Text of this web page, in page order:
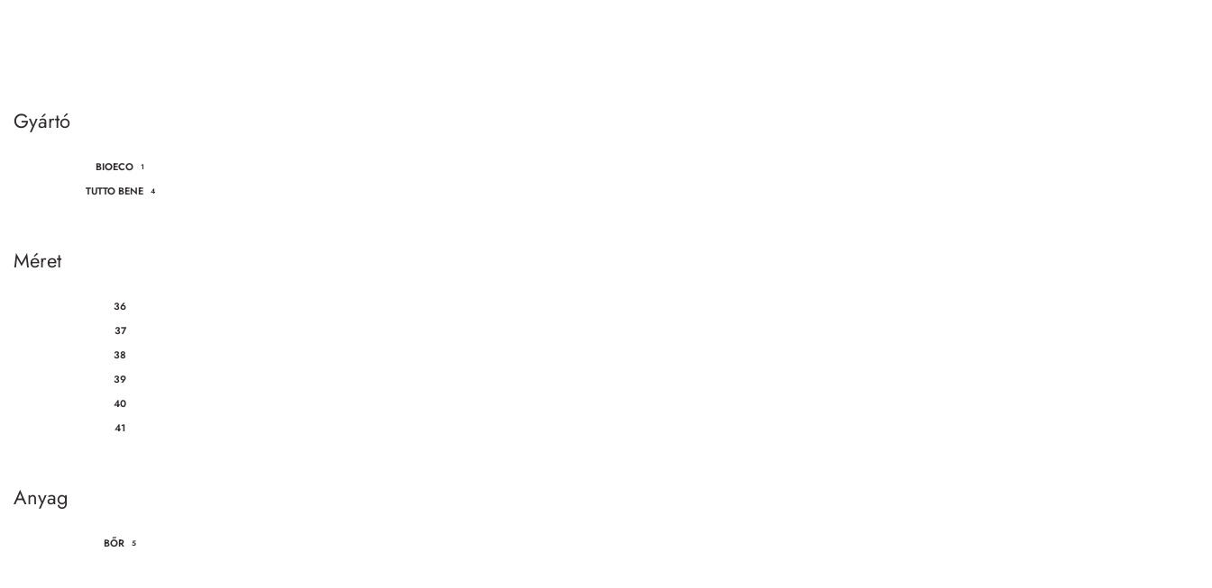
Gyártó
BIOECO 1
TUTTO BENE 4
Méret
36
37
38
39
40
41
Anyag
BŐR 5